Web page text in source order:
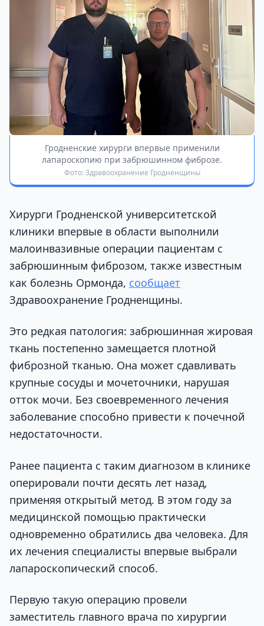
Гродненские хирурги впервые применили
лапароскопию при забрюшинном фиброзе.
Фото: Здравоохранение Гродненщины
Хирурги Гродненской университетской
клиники впервые в области выполнили
малоинвазивные операции пациентам с
забрюшинным фиброзом, также известным
как болезнь Ормонда, сообщает
Здравоохранение Гродненщины.
Это редкая патология: забрюшинная жировая
ткань постепенно замещается плотной
фиброзной тканью. Она может сдавливать
крупные сосуды и мочеточники, нарушая
отток мочи. Без своевременного лечения
заболевание способно привести к почечной
недостаточности.
Ранее пациента с таким диагнозом в клинике
оперировали почти десять лет назад,
применяя открытый метод. В этом году за
медицинской помощью практически
одновременно обратились два человека. Для
их лечения специалисты впервые выбрали
лапароскопический способ.
Первую такую операцию провели
заместитель главного врача по хирургии